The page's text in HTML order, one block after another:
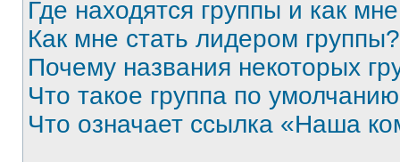
Где находятся группы и как
Как мне стать лидером группы?
Почему названия некоторых
Что такое группа по
Что означает ссылка «Наша